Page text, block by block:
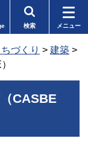
検索 メニュー
ちづくり > 建築 >
CASBE